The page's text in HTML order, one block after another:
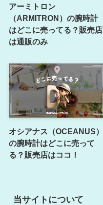
アーミトロン
（ARMITRON）の腕時計
はどこに売ってる？販売店
は通販のみ
オシアナス（OCEANUS）
の腕時計はどこに売って
る？販売店はココ！
当サイトについて